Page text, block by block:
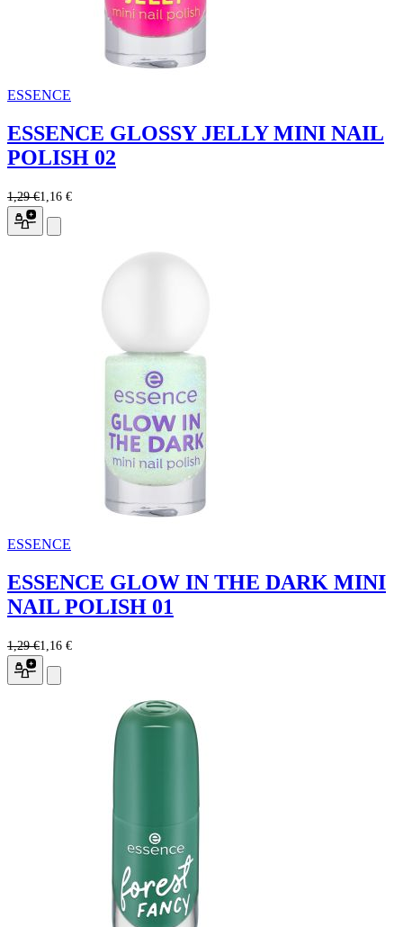
ESSENCE
ESSENCE GLOSSY JELLY MINI NAIL
POLISH 02
1,29 €1,16 €
ESSENCE
ESSENCE GLOW IN THE DARK MINI
NAIL POLISH 01
1,29 €1,16 €